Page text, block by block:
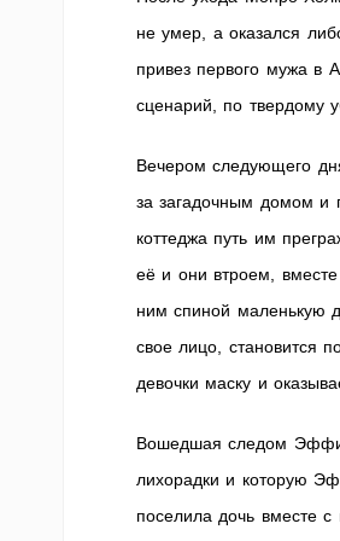
не умер, а оказался
привез первого мужа в
сценарий, по твердому
Вечером следующего
за загадочным домом и
коттеджа путь им
её и они втроем,
ним спиной маленькую
свое лицо, становится
девочки маску и
Вошедшая следом Эффи
лихорадки и которую
поселила дочь вместе